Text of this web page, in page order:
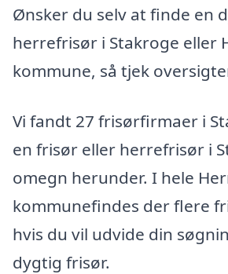
Ønsker du selv at finde en
herrefrisør i Stakroge eller
kommune, så tjek
Vi fandt 27 frisørfirmaer i
en frisør eller herrefrisør i
omegn herunder. I hele
kommunefindes der flere
hvis du vil udvide din
dygtig frisør.